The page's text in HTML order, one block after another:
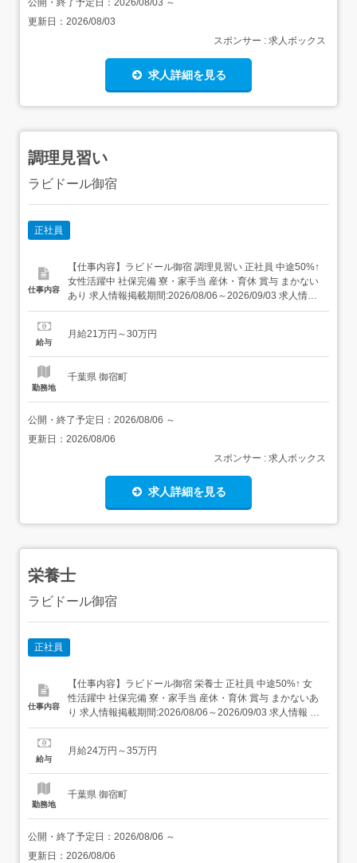
公開・終了予定日： 2026/08/03 ～
更新日： 2026/08/03
スポンサー : 求人ボックス
求人詳細を見る
調理見習い
ラビドール御宿
正社員
仕事内容
【仕事内容】ラビドール御宿 調理見習い 正社員 中途50%↑
女性活躍中 社保完備 寮・家⼿当 産休・育休 賞与 まかない
あり 求人情報掲載期間:2026/08/06～2026/09/03 求人情報
店舗の特徴 昇給・賞与・社宅・122日休の集団調理 住 所
より徒歩24分 URL ...
給与
月給21万円～30万円
勤務地
千葉県 御宿町
公開・終了予定日： 2026/08/06 ～
更新日： 2026/08/06
スポンサー : 求人ボックス
求人詳細を見る
栄養士
ラビドール御宿
正社員
仕事内容
【仕事内容】ラビドール御宿 栄養士 正社員 中途50%↑ 女
性活躍中 社保完備 寮・家⼿当 産休・育休 賞与 まかないあ
り 求人情報掲載期間:2026/08/06～2026/09/03 求人情報 店
舗の特徴 昇給・賞与・社宅・122日休の集団調理 住 所 千
り徒歩24分 URL ...
給与
月給24万円～35万円
勤務地
千葉県 御宿町
公開・終了予定日： 2026/08/06 ～
更新日： 2026/08/06